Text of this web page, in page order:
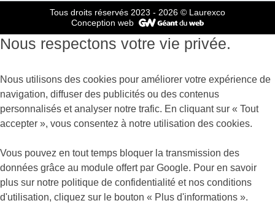
Tous droits réservés 2023 - 2026 © Laurexco
Conception web
Nous respectons votre vie privée.
Nous utilisons des cookies pour améliorer votre expérience de
navigation, diffuser des publicités ou des contenus
personnalisés et analyser notre trafic. En cliquant sur « Tout
accepter », vous consentez à notre utilisation des cookies.
Vous pouvez en tout temps bloquer la transmission des
données grâce au module offert par Google. Pour en savoir
plus sur notre politique de confidentialité et nos conditions
d'utilisation, cliquez sur le bouton « Plus d'informations ».